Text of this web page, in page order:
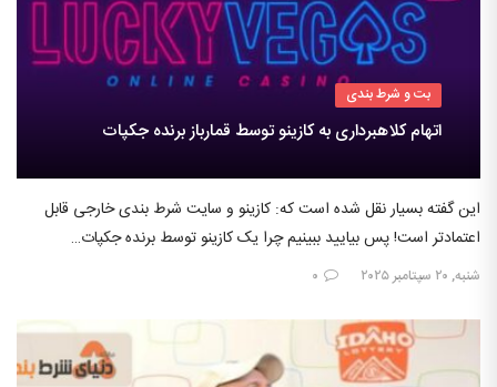
بت و شرط بندی
اتهام کلاهبرداری به کازینو توسط قمارباز برنده جکپات
این گفته بسیار نقل شده است که: کازینو و سایت شرط بندی خارجی قابل
اعتمادتر است! پس بیایید ببینیم چرا یک کازینو توسط برنده جکپات…
شنبه, ۲۰ سپتامبر ۲۰۲۵ ۰